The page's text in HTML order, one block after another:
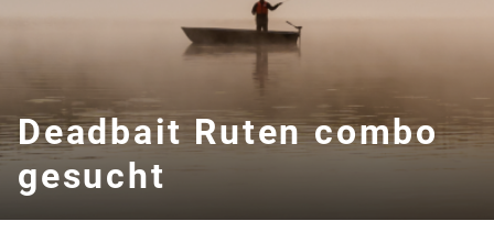
Deadbait Ruten combo
gesucht